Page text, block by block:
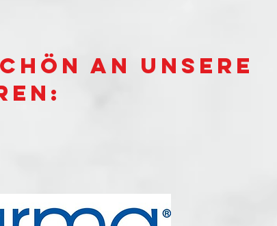
an unsere